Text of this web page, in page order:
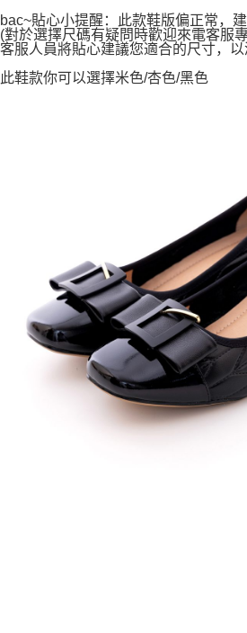
bac~貼心小提醒：此款鞋版偏正常，
(對於選擇尺碼有疑問時歡迎來電客服專
客服人員將貼心建議您適合的尺寸，
此鞋款你可以選擇米色/杏色/黑色